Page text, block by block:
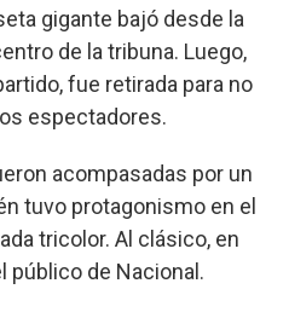
gigante bajó desde la
de la tribuna. Luego,
fue retirada para no
espectadores.
acompasadas por un
tuvo protagonismo en el
tricolor. Al clásico, en
público de Nacional.